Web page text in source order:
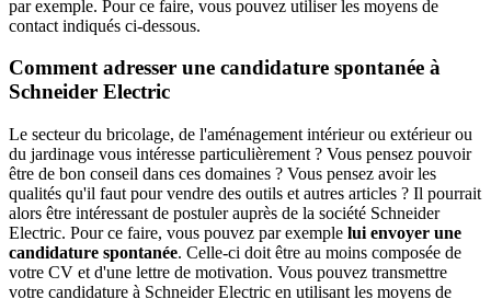
par exemple. Pour ce faire, vous pouvez utiliser les moyens de
contact indiqués ci-dessous.
Comment adresser une candidature spontanée à
Schneider Electric
Le secteur du bricolage, de l'aménagement intérieur ou extérieur ou
du jardinage vous intéresse particulièrement ? Vous pensez pouvoir
être de bon conseil dans ces domaines ? Vous pensez avoir les
qualités qu'il faut pour vendre des outils et autres articles ? Il pourrait
alors être intéressant de postuler auprès de la société Schneider
Electric. Pour ce faire, vous pouvez par exemple lui envoyer une
candidature spontanée. Celle-ci doit être au moins composée de
votre CV et d'une lettre de motivation. Vous pouvez transmettre
votre candidature à Schneider Electric en utilisant les moyens de